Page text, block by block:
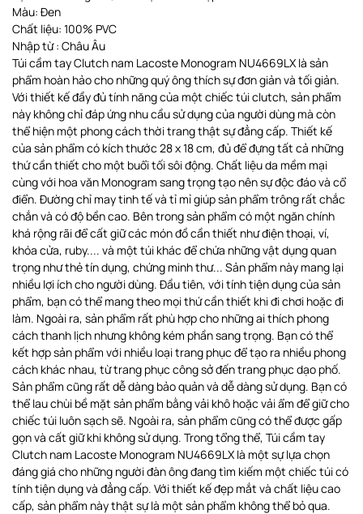
Màu: Đen
Chất liệu: 100% PVC
Nhập từ : Châu Âu
Túi cầm tay Clutch nam Lacoste Monogram NU4669LX là sản
phẩm hoàn hảo cho những quý ông thích sự đơn giản và tối giản.
Với thiết kế đầy đủ tính năng của một chiếc túi clutch, sản phẩm
này không chỉ đáp ứng nhu cầu sử dụng của người dùng mà còn
thể hiện một phong cách thời trang thật sự đẳng cấp. Thiết kế
của sản phẩm có kích thước 28 x 18 cm, đủ để đựng tất cả những
thứ cần thiết cho một buổi tối sôi động. Chất liệu da mềm mại
cùng với hoa văn Monogram sang trọng tạo nên sự độc đáo và cổ
điển. Đường chỉ may tinh tế và tỉ mỉ giúp sản phẩm trông rất chắc
chắn và có độ bền cao. Bên trong sản phẩm có một ngăn chính
khá rộng rãi để cất giữ các món đồ cần thiết như điện thoại, ví,
khóa cửa, ruby.... và một túi khác để chứa những vật dụng quan
trọng như thẻ tín dụng, chứng minh thư... Sản phẩm này mang lại
nhiều lợi ích cho người dùng. Đầu tiên, với tính tiện dụng của sản
phẩm, bạn có thể mang theo mọi thứ cần thiết khi đi chơi hoặc đi
làm. Ngoài ra, sản phẩm rất phù hợp cho những ai thích phong
cách thanh lịch nhưng không kém phần sang trọng. Bạn có thể
kết hợp sản phẩm với nhiều loại trang phục để tạo ra nhiều phong
cách khác nhau, từ trang phục công sở đến trang phục dạo phố.
Sản phẩm cũng rất dễ dàng bảo quản và dễ dàng sử dụng. Bạn có
thể lau chùi bề mặt sản phẩm bằng vải khô hoặc vải ẩm để giữ cho
chiếc túi luôn sạch sẽ. Ngoài ra, sản phẩm cũng có thể được gấp
gọn và cất giữ khi không sử dụng. Trong tổng thể, Túi cầm tay
Clutch nam Lacoste Monogram NU4669LX là một sự lựa chọn
đáng giá cho những người đàn ông đang tìm kiếm một chiếc túi có
tính tiện dụng và đẳng cấp. Với thiết kế đẹp mắt và chất liệu cao
cấp, sản phẩm này thật sự là một sản phẩm không thể bỏ qua.